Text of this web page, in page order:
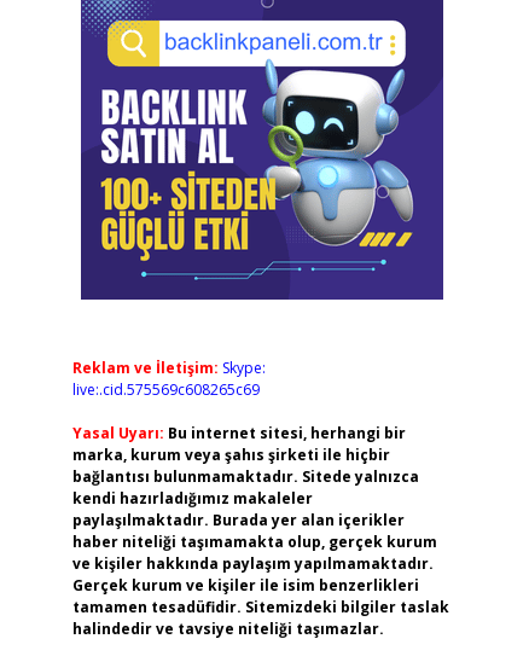
Reklam ve İletişim: Skype:
live:.cid.575569c608265c69
Yasal Uyarı: Bu internet sitesi, herhangi bir
marka, kurum veya şahıs şirketi ile hiçbir
bağlantısı bulunmamaktadır. Sitede yalnızca
kendi hazırladığımız makaleler
paylaşılmaktadır. Burada yer alan içerikler
haber niteliği taşımamakta olup, gerçek kurum
ve kişiler hakkında paylaşım yapılmamaktadır.
Gerçek kurum ve kişiler ile isim benzerlikleri
tamamen tesadüfidir. Sitemizdeki bilgiler taslak
halindedir ve tavsiye niteliği taşımazlar.